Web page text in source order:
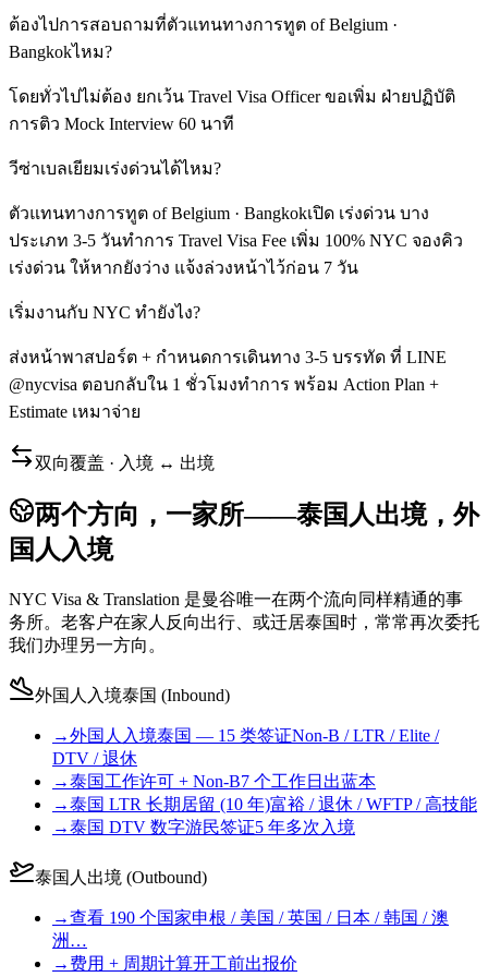
ต้องไปการสอบถามที่ตัวแทนทางการทูต of Belgium ·
Bangkokไหม?
โดยทั่วไปไม่ต้อง ยกเว้น Travel Visa Officer ขอเพิ่ม ฝ่ายปฏิบัติ
การติว Mock Interview 60 นาที
วีซ่าเบลเยียมเร่งด่วนได้ไหม?
ตัวแทนทางการทูต of Belgium · Bangkokเปิด เร่งด่วน บาง
ประเภท 3-5 วันทำการ Travel Visa Fee เพิ่ม 100% NYC จองคิว
เร่งด่วน ให้หากยังว่าง แจ้งล่วงหน้าไว้ก่อน 7 วัน
เริ่มงานกับ NYC ทำยังไง?
ส่งหน้าพาสปอร์ต + กำหนดการเดินทาง 3-5 บรรทัด ที่ LINE
@nycvisa ตอบกลับใน 1 ชั่วโมงทำการ พร้อม Action Plan +
Estimate เหมาจ่าย
双向覆盖 · 入境 ↔ 出境
两个方向，一家所——泰国人出境，外
国人入境
NYC Visa & Translation 是曼谷唯一在两个流向同样精通的事
务所。老客户在家人反向出行、或迁居泰国时，常常再次委托
我们办理另一方向。
外国人入境泰国 (Inbound)
→外国人入境泰国 — 15 类签证Non-B / LTR / Elite /
DTV / 退休
→泰国工作许可 + Non-B7 个工作日出蓝本
→泰国 LTR 长期居留 (10 年)富裕 / 退休 / WFTP / 高技能
→泰国 DTV 数字游民签证5 年多次入境
泰国人出境 (Outbound)
→查看 190 个国家申根 / 美国 / 英国 / 日本 / 韩国 / 澳
洲…
→ 费用 + 周期计算开工前出报价